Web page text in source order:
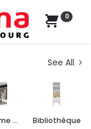
0
See All
Programme de bureau Bibliothèque